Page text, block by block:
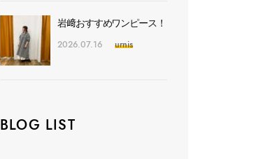
岩﨑おすすめワンピース！
2026.07.16 urnis
BLOG LIST